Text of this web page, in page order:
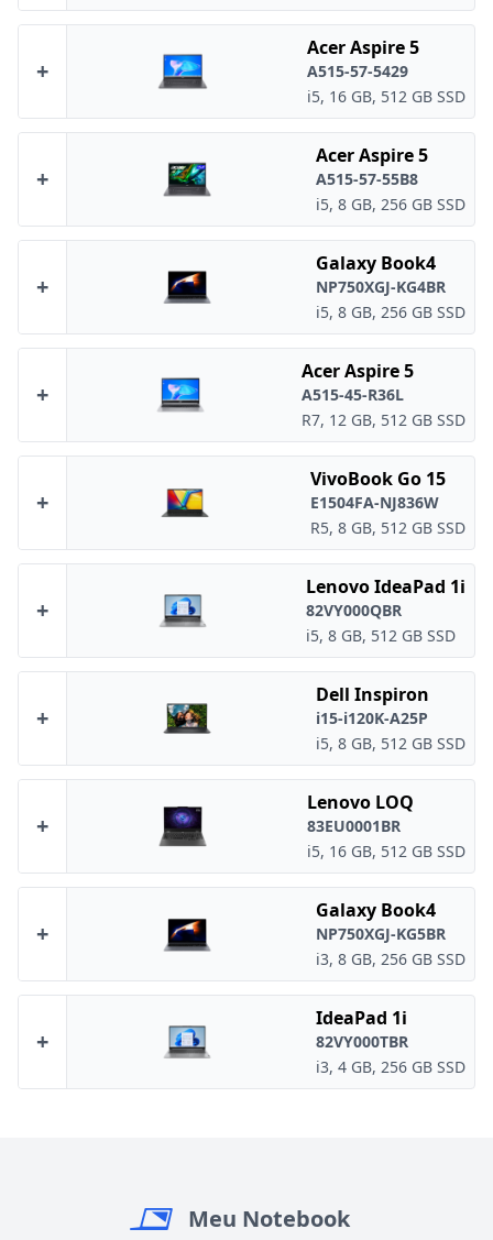
+
Acer Aspire 5
A515-57-5429
i5, 16 GB, 512 GB SSD
+
Acer Aspire 5
A515-57-55B8
i5, 8 GB, 256 GB SSD
+
Galaxy Book4
NP750XGJ-KG4BR
i5, 8 GB, 256 GB SSD
+
Acer Aspire 5
A515-45-R36L
R7, 12 GB, 512 GB SSD
+
VivoBook Go 15
E1504FA-NJ836W
R5, 8 GB, 512 GB SSD
+
Lenovo IdeaPad 1i
82VY000QBR
i5, 8 GB, 512 GB SSD
+
Dell Inspiron
i15-i120K-A25P
i5, 8 GB, 512 GB SSD
+
Lenovo LOQ
83EU0001BR
i5, 16 GB, 512 GB SSD
+
Galaxy Book4
NP750XGJ-KG5BR
i3, 8 GB, 256 GB SSD
+
IdeaPad 1i
82VY000TBR
i3, 4 GB, 256 GB SSD
Meu Notebook